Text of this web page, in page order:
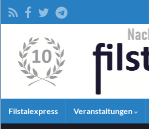
Filstalexpress Veranstaltungen